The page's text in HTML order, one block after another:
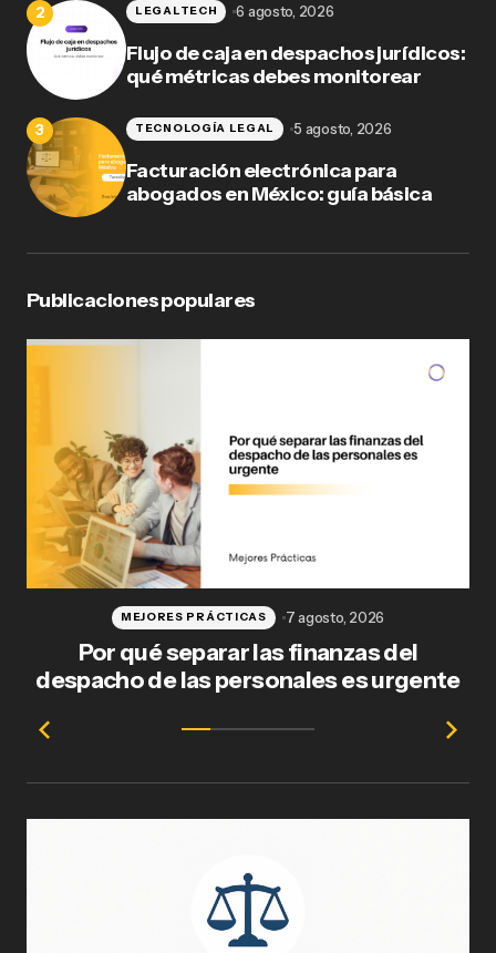
Flujo de caja en despachos jurídicos:
qué métricas debes monitorear
LEGALTECH 6 agosto, 2026
Facturación electrónica para
abogados en México: guía básica
TECNOLOGÍA LEGAL 5 agosto, 2026
Publicaciones populares
Por qué separar las finanzas del
despacho de las personales es urgente
MEJORES PRÁCTICAS 7 agosto, 2026